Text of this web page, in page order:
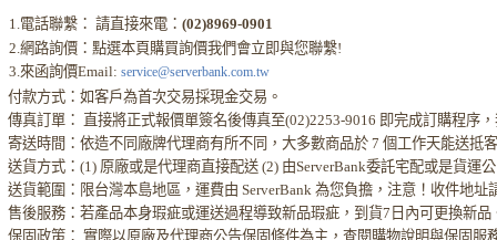
1.電話聯繫： 請直接來電：(02)8969-0901
2.網路詢價：點選本頁購買詢價我們會立即與您聯繫!
3.來函詢價Email: service@serverbank.com.tw
付款方式：如客戶為首次交易採現金交易。
傳真訂單： 直接將正式報價單簽名後傳真至(02)2253-9016 即完成訂購程序
寄送時間：依造不同廠牌代理商有所不同，大多數商品於 7 個工作天能送抵
送貨方式：(1) 原廠或是代理商直接配送 (2) 由ServerBank委託宅配或是貨運
送貨範圍：限台灣本島地區，運費由 ServerBank 為您負擔，注意！收件地址
售後服務：若產品本身瑕疵或運送過程導致新品瑕疵，到貨7日內可更換新品
保固政策： 實際以原廠及代理商公告保固條件為主，查閱購物說明與保固服